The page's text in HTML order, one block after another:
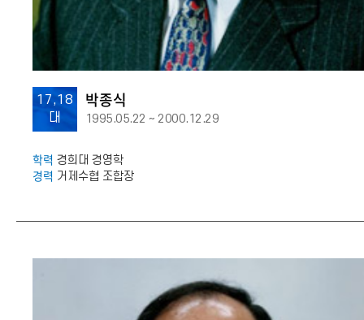
17,18
대
박종식
1995.05.22 ~ 2000.12.29
학력 경희대 경영학
경력 거제수협 조합장